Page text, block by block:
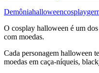
Demôniahalloweencosplay
O cosplay halloween é um
com moedas.
Cada personagem halloween
moedas em caça-níqueis,